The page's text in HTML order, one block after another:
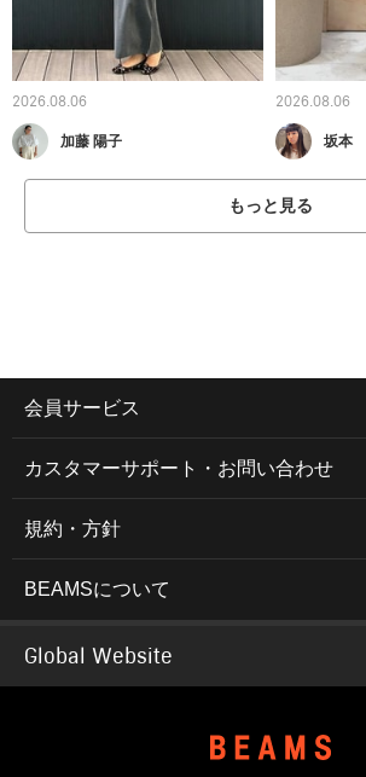
2026.08.06
加藤 陽子
2026.08.06
坂本
もっと見る
会員サービス
カスタマーサポート・お問い合わせ
規約・方針
BEAMSについて
Global Website